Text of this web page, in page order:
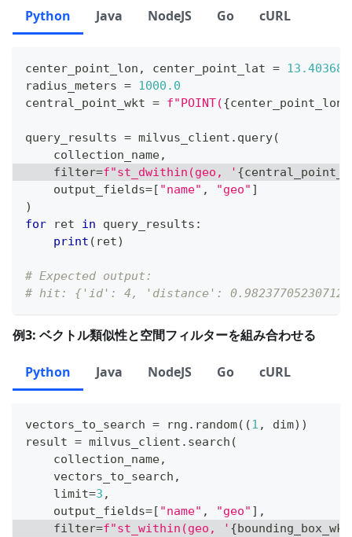
Python Java NodeJS Go cURL
center_point_lon , center_point_lat = 13.403683
radius_meters = 1000.0
central_point_wkt = f"POINT({center_point_lon
query_results = milvus_client . query(
    collection_name
,
filter=f"st_dwithin(geo, ' {
    output_fields
= [ "name" , "geo" ]
)
for ret in query_results :
print ( ret)
# Expected output:
# hit: {'id': 4, 'distance':
例3: ベクトル類似性と空間フィルターを組み合わせる
Python Java NodeJS Go cURL
vectors_to_search = rng . random( (1 , dim) )
result = milvus_client . search (
    collection_name
,
    vectors_to_search
,
    limit
=3 ,
    output_fields
= [ "name" , "geo" ] ,
filter=f"st_within(geo, ' {bounding_box_wkt